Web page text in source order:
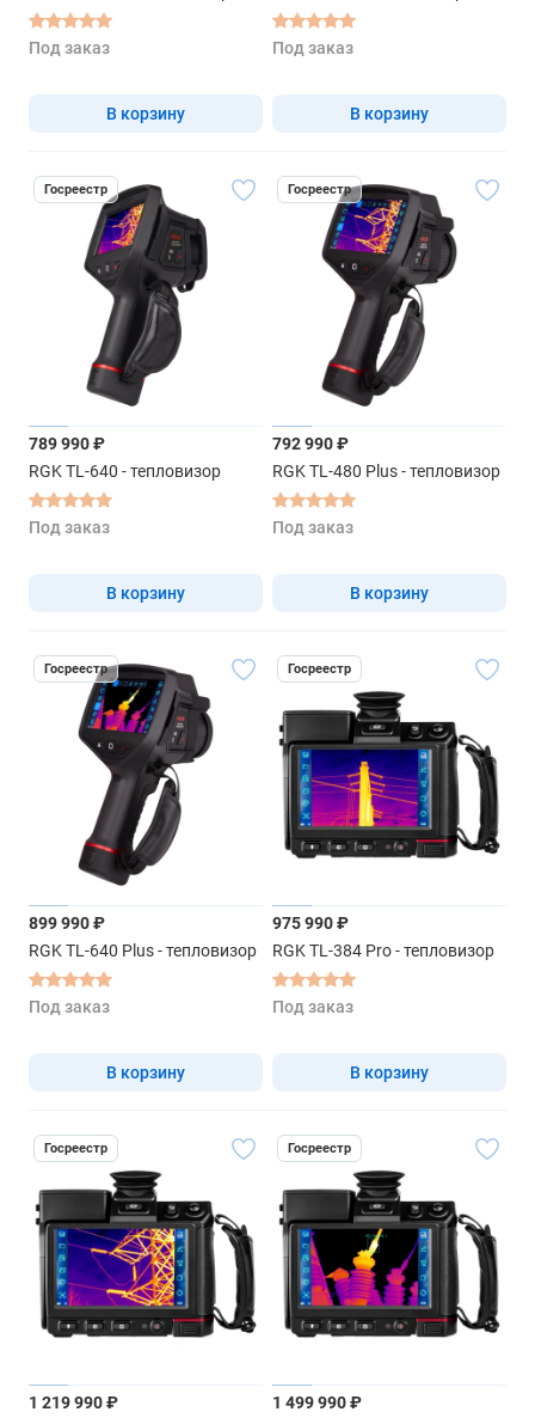
Под заказ
В корзину
Под заказ
В корзину
Госреестр
789 990 ₽
RGK TL-640 - тепловизор
Под заказ
В корзину
Госреестр
792 990 ₽
RGK TL-480 Plus - тепловизор
Под заказ
В корзину
Госреестр
899 990 ₽
RGK TL-640 Plus - тепловизор
Под заказ
В корзину
Госреестр
975 990 ₽
RGK TL-384 Pro - тепловизор
Под заказ
В корзину
Госреестр
1 219 990 ₽
Госреестр
1 499 990 ₽